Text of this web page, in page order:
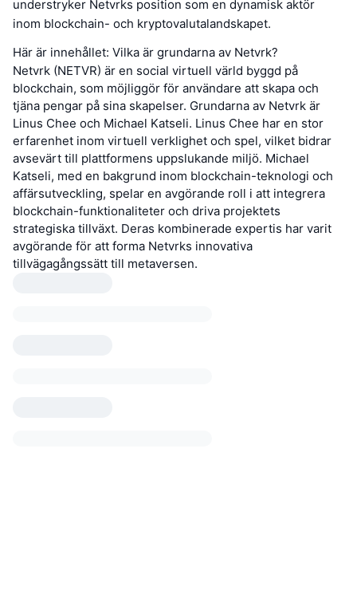
understryker Netvrks position som en dynamisk aktör
inom blockchain- och kryptovalutalandskapet.
Här är innehållet: Vilka är grundarna av Netvrk?
Netvrk (NETVR) är en social virtuell värld byggd på
blockchain, som möjliggör för användare att skapa och
tjäna pengar på sina skapelser. Grundarna av Netvrk är
Linus Chee och Michael Katseli. Linus Chee har en stor
erfarenhet inom virtuell verklighet och spel, vilket bidrar
avsevärt till plattformens uppslukande miljö. Michael
Katseli, med en bakgrund inom blockchain-teknologi och
affärsutveckling, spelar en avgörande roll i att integrera
blockchain-funktionaliteter och driva projektets
strategiska tillväxt. Deras kombinerade expertis har varit
avgörande för att forma Netvrks innovativa
tillvägagångssätt till metaversen.